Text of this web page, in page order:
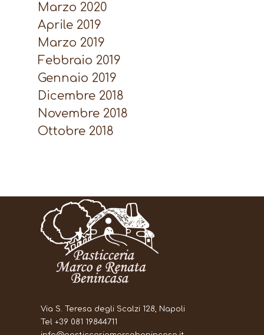
Marzo 2020
Aprile 2019
Marzo 2019
Febbraio 2019
Gennaio 2019
Dicembre 2018
Novembre 2018
Ottobre 2018
Via S. Teresa degli Scalzi 128, Napoli
Tel +39 081 19844711